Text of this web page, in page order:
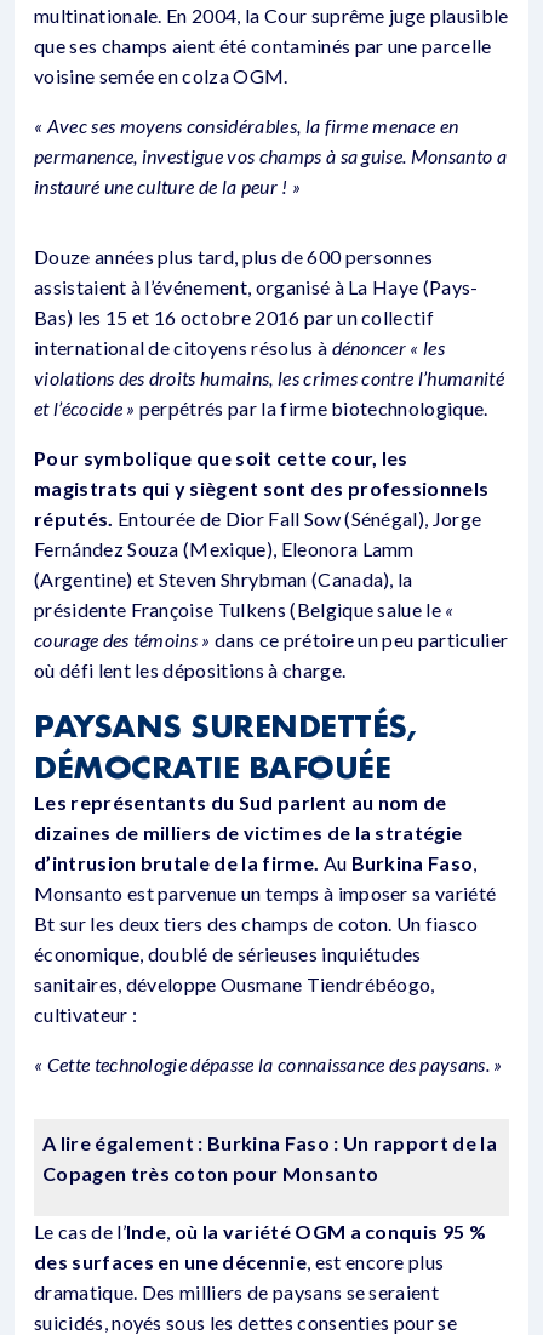
multinationale. En 2004, la Cour suprême juge plausible
que ses champs aient été contaminés par une parcelle
voisine semée en colza OGM.
« Avec ses moyens considérables, la firme menace en
permanence, investigue vos champs à sa guise. Monsanto a
instauré une culture de la peur ! »
Douze années plus tard, plus de 600 personnes
assistaient à l’événement, organisé à La Haye (Pays-
Bas) les 15 et 16 octobre 2016 par un collectif
international de citoyens résolus à dénoncer « les
violations des droits humains, les crimes contre l’humanité
et l’écocide » perpétrés par la firme biotechnologique.
Pour symbolique que soit cette cour, les
magistrats qui y siègent sont des professionnels
réputés. Entourée de Dior Fall Sow (Sénégal), Jorge
Fernández Souza (Mexique), Eleonora Lamm
(Argentine) et Steven Shrybman (Canada), la
présidente Françoise Tulkens (Belgique salue le «
courage des témoins » dans ce prétoire un peu particulier
où défi lent les dépositions à charge.
PAYSANS SURENDETTÉS,
DÉMOCRATIE BAFOUÉE
Les représentants du Sud parlent au nom de
dizaines de milliers de victimes de la stratégie
d’intrusion brutale de la firme. Au Burkina Faso,
Monsanto est parvenue un temps à imposer sa variété
Bt sur les deux tiers des champs de coton. Un fiasco
économique, doublé de sérieuses inquiétudes
sanitaires, développe Ousmane Tiendrébéogo,
cultivateur :
« Cette technologie dépasse la connaissance des paysans. »
A lire également : Burkina Faso : Un rapport de la
Copagen très coton pour Monsanto
Le cas de l’Inde, où la variété OGM a conquis 95 %
des surfaces en une décennie, est encore plus
dramatique. Des milliers de paysans se seraient
suicidés, noyés sous les dettes consenties pour se